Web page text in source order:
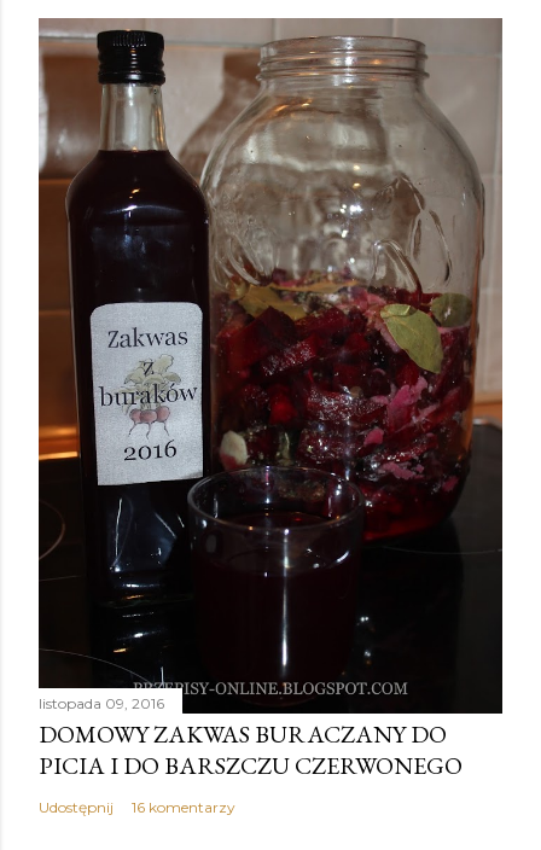
listopada 09, 2016
DOMOWY ZAKWAS BURACZANY DO
PICIA I DO BARSZCZU CZERWONEGO
Udostępnij 16 komentarzy